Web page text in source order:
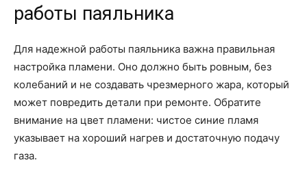
работы паяльника
Для надежной работы паяльника важна правильная
настройка пламени. Оно должно быть ровным, без
колебаний и не создавать чрезмерного жара, который
может повредить детали при ремонте. Обратите
внимание на цвет пламени: чистое синие пламя
указывает на хороший нагрев и достаточную подачу
газа.